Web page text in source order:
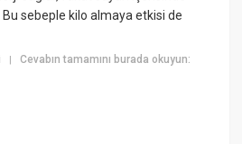
Bu sebeple kilo almaya etkisi de
|Cevabın tamamını burada okuyun: